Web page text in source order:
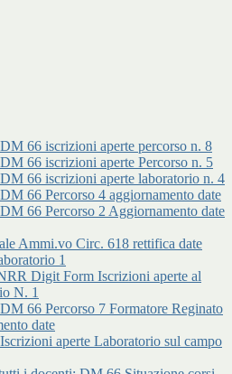
66 iscrizioni aperte percorso n. 8
66 iscrizioni aperte Percorso n. 5
66 iscrizioni aperte laboratorio n. 4
66 Percorso 4 aggiornamento date
66 Percorso 2 Aggiornamento date
Ammi.vo Circ. 618 rettifica date
1
Digit Form Iscrizioni aperte al
N. 1
66 Percorso 7 Formatore Reginato
date
aperte Laboratorio sul campo